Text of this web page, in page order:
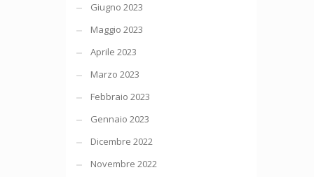
Giugno 2023
Maggio 2023
Aprile 2023
Marzo 2023
Febbraio 2023
Gennaio 2023
Dicembre 2022
Novembre 2022